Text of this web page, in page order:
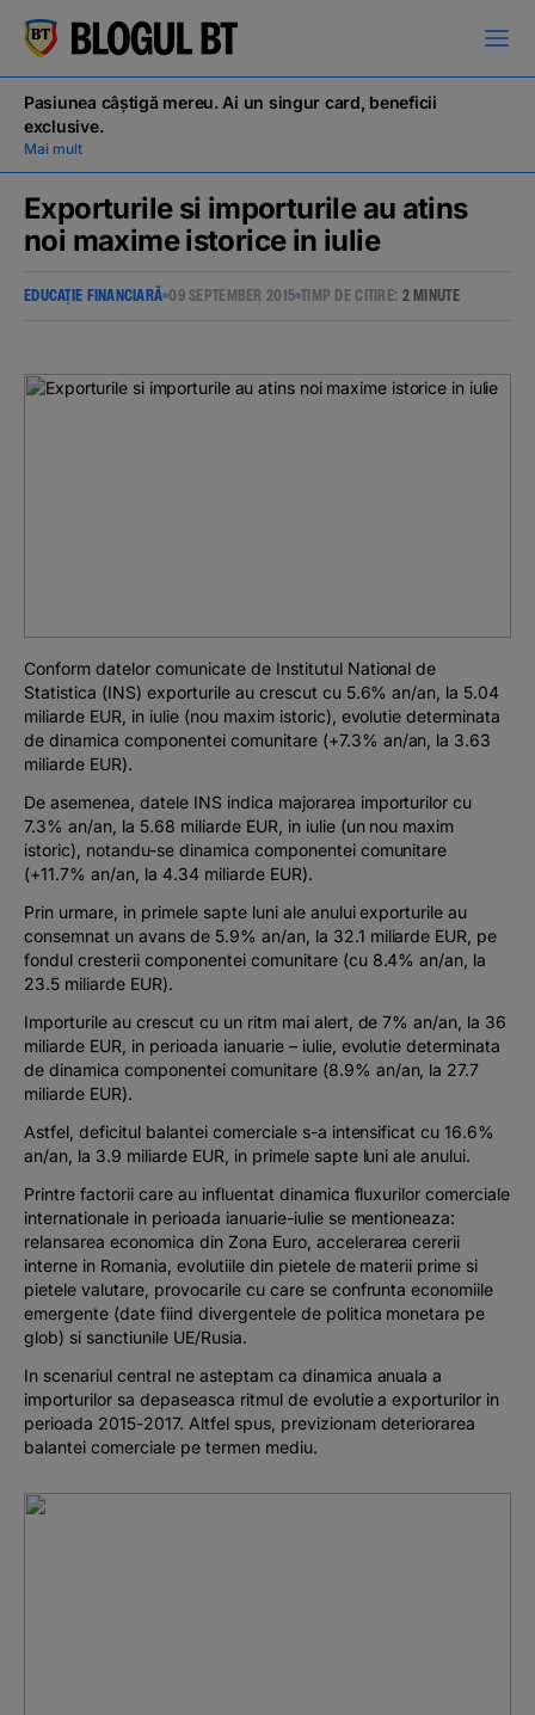
кириллица
Pentru antreprenori
Banking, pe relaxare
Pasiunea câștigă mereu. Ai un singur card, beneficii
exclusive.
Mai mult
Exporturile si importurile au atins
noi maxime istorice in iulie
EDUCAȚIE FINANCIARĂ 09 SEPTEMBER 2015 TIMP DE CITIRE: 2 MINUTE
Conform datelor comunicate de Institutul National de
Statistica (INS) exporturile au crescut cu 5.6% an/an, la 5.04
miliarde EUR, in iulie (nou maxim istoric), evolutie determinata
de dinamica componentei comunitare (+7.3% an/an, la 3.63
miliarde EUR).
De asemenea, datele INS indica majorarea importurilor cu
7.3% an/an, la 5.68 miliarde EUR, in iulie (un nou maxim
istoric), notandu-se dinamica componentei comunitare
(+11.7% an/an, la 4.34 miliarde EUR).
Prin urmare, in primele sapte luni ale anului exporturile au
consemnat un avans de 5.9% an/an, la 32.1 miliarde EUR, pe
fondul cresterii componentei comunitare (cu 8.4% an/an, la
23.5 miliarde EUR).
Importurile au crescut cu un ritm mai alert, de 7% an/an, la 36
miliarde EUR, in perioada ianuarie – iulie, evolutie determinata
de dinamica componentei comunitare (8.9% an/an, la 27.7
miliarde EUR).
Astfel, deficitul balantei comerciale s-a intensificat cu 16.6%
an/an, la 3.9 miliarde EUR, in primele sapte luni ale anului.
Printre factorii care au influentat dinamica fluxurilor comerciale
internationale in perioada ianuarie-iulie se mentioneaza:
relansarea economica din Zona Euro, accelerarea cererii
interne in Romania, evolutiile din pietele de materii prime si
pietele valutare, provocarile cu care se confrunta economiile
emergente (date fiind divergentele de politica monetara pe
glob) si sanctiunile UE/Rusia.
In scenariul central ne asteptam ca dinamica anuala a
importurilor sa depaseasca ritmul de evolutie a exporturilor in
perioada 2015-2017. Altfel spus, previzionam deteriorarea
balantei comerciale pe termen mediu.